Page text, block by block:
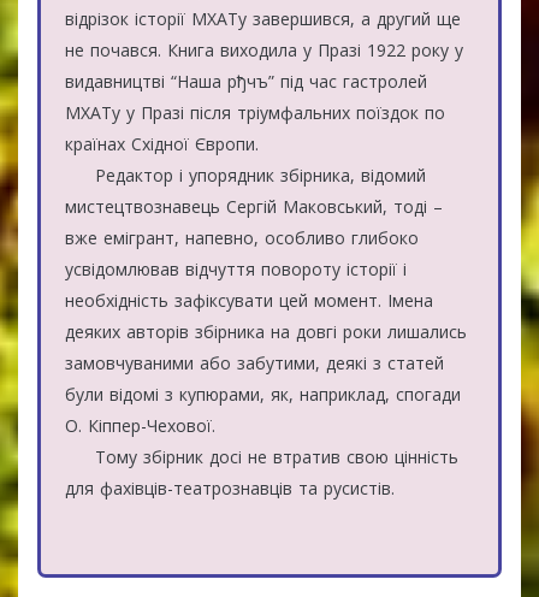
відрізок історії МХАТу завершився, а другий ще
не почався. Книга виходила у Празі 1922 року у
видавництві “Наша рђчъ” під час гастролей
МХАТу у Празі після тріумфальних поїздок по
країнах Східної Європи.
Редактор і упорядник збірника, відомий
мистецтвознавець Сергій Маковський, тоді –
вже емігрант, напевно, особливо глибоко
усвідомлював відчуття повороту історії і
необхідність зафіксувати цей момент. Імена
деяких авторів збірника на довгі роки лишались
замовчуваними або забутими, деякі з статей
були відомі з купюрами, як, наприклад, спогади
О. Кіппер-Чехової.
Тому збірник досі не втратив свою цінність
для фахівців-театрознавців та русистів.